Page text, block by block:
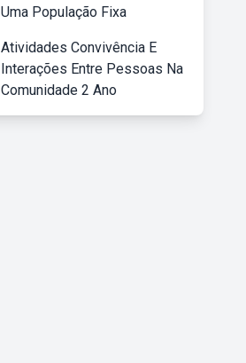
Uma População Fixa
Atividades Convivência E
Interações Entre Pessoas Na
Comunidade 2 Ano